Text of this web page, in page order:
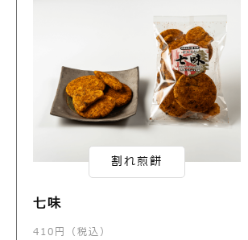
割れ煎餅
七味
410円（税込）